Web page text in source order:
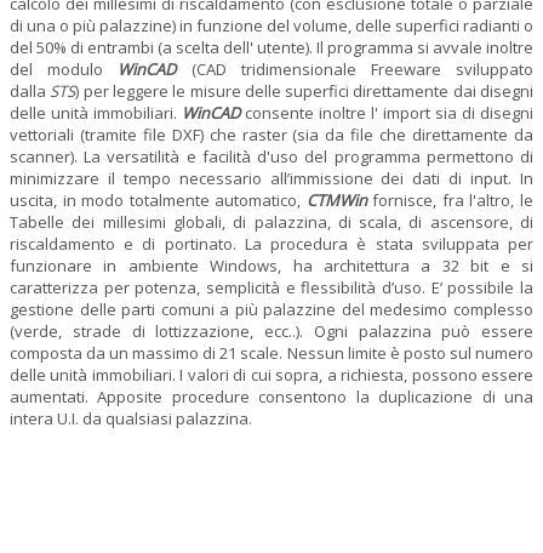
di una o più palazzine) in funzione del volume, delle superfici radianti o
del 50% di entrambi (a scelta dell' utente). Il programma si avvale inoltre
del modulo WinCAD(CAD tridimensionale Freeware sviluppato
dalla STS) per leggere le misure delle superfici direttamente dai disegni
delle unità immobiliari. WinCADconsente inoltre l' import sia di disegni
vettoriali (tramite file DXF) che raster (sia da file che direttamente da
scanner). La versatilità e facilità d'uso del programma permettono di
minimizzare il tempo necessario all’immissione dei dati di input. In
uscita, in modo totalmente automatico, CTMWinfornisce, fra l'altro, le
Tabelle dei millesimi globali, di palazzina, di scala, di ascensore, di
riscaldamento e di portinato. La procedura è stata sviluppata per
funzionare in ambiente Windows, ha architettura a 32 bit e si
caratterizza per potenza, semplicità e flessibilità d’uso. E’ possibile la
gestione delle parti comuni a più palazzine del medesimo complesso
(verde, strade di lottizzazione, ecc..). Ogni palazzina può essere
composta da un massimo di 21 scale. Nessun limite è posto sul numero
delle unità immobiliari. I valori di cui sopra, a richiesta, possono essere
aumentati. Apposite procedure consentono la duplicazione di una
intera U.I. da qualsiasi palazzina.